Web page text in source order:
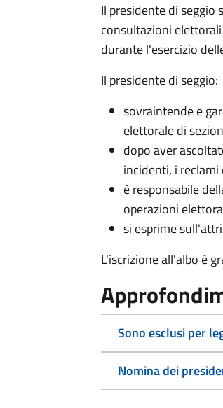
Il presidente di seggio
consultazioni
durante l'esercizio
Il presidente di seggio:
sovraintende e
elettorale di
dopo aver
incidenti, i
è responsabile
operazioni
si esprime
L'iscrizione all'albo è
Sono esclusi per
Nomina dei